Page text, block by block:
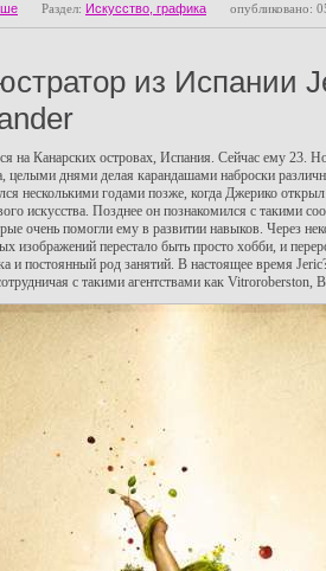
Раздел: Искусство, графика опубликовано:
из Испании
на Канарских островах, Испания. Сейчас ему 23.
целыми днями делая карандашами наброски
несколькими годами позже, когда Джерико
искусства. Позднее он познакомился с такими
очень помогли ему в развитии навыков. Через
изображений перестало быть просто хобби, и
и постоянный род занятий. В настоящее время
с такими агентствами как Vitroroberston,